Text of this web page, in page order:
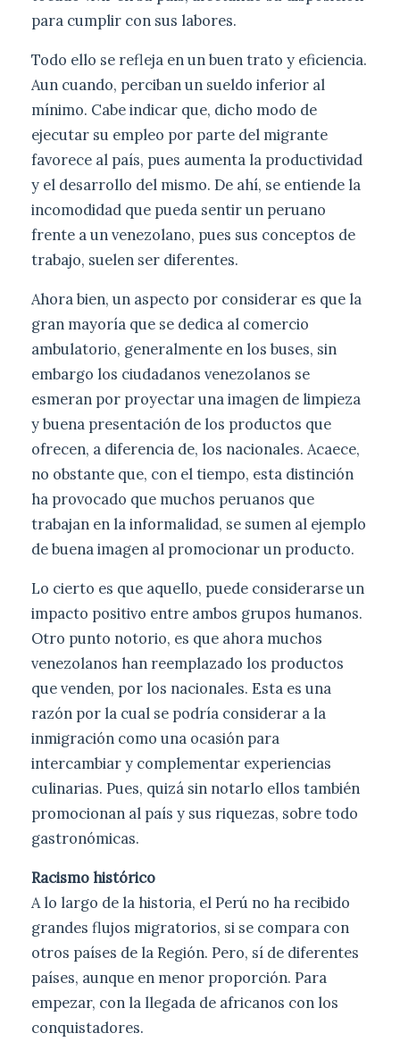
para cumplir con sus labores.
Todo ello se refleja en un buen trato y eficiencia.
Aun cuando, perciban un sueldo inferior al
mínimo. Cabe indicar que, dicho modo de
ejecutar su empleo por parte del migrante
favorece al país, pues aumenta la productividad
y el desarrollo del mismo. De ahí, se entiende la
incomodidad que pueda sentir un peruano
frente a un venezolano, pues sus conceptos de
trabajo, suelen ser diferentes.
Ahora bien, un aspecto por considerar es que la
gran mayoría que se dedica al comercio
ambulatorio, generalmente en los buses, sin
embargo los ciudadanos venezolanos se
esmeran por proyectar una imagen de limpieza
y buena presentación de los productos que
ofrecen, a diferencia de, los nacionales. Acaece,
no obstante que, con el tiempo, esta distinción
ha provocado que muchos peruanos que
trabajan en la informalidad, se sumen al ejemplo
de buena imagen al promocionar un producto.
Lo cierto es que aquello, puede considerarse un
impacto positivo entre ambos grupos humanos.
Otro punto notorio, es que ahora muchos
venezolanos han reemplazado los productos
que venden, por los nacionales. Esta es una
razón por la cual se podría considerar a la
inmigración como una ocasión para
intercambiar y complementar experiencias
culinarias. Pues, quizá sin notarlo ellos también
promocionan al país y sus riquezas, sobre todo
gastronómicas.
Racismo histórico
A lo largo de la historia, el Perú no ha recibido
grandes flujos migratorios, si se compara con
otros países de la Región. Pero, sí de diferentes
países, aunque en menor proporción. Para
empezar, con la llegada de africanos con los
conquistadores.